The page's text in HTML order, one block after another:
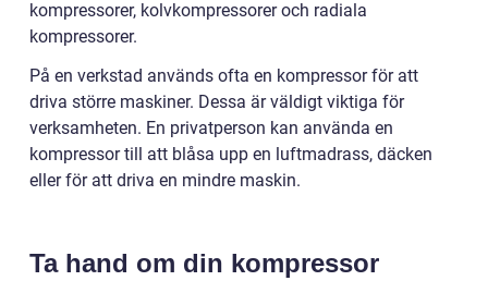
kompressorer, kolvkompressorer och radiala
kompressorer.
På en verkstad används ofta en kompressor för att
driva större maskiner. Dessa är väldigt viktiga för
verksamheten. En privatperson kan använda en
kompressor till att blåsa upp en luftmadrass, däcken
eller för att driva en mindre maskin.
Ta hand om din kompressor